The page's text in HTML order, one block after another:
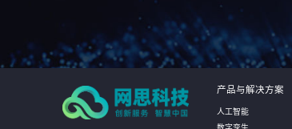
产品与解决方案
人工智能